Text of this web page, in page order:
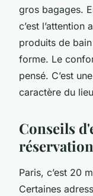
gros bagages.
c’est
produits de
forme. Le
pensé. C’est
caractère du
Conseils
Paris, c’est 20
Certaines